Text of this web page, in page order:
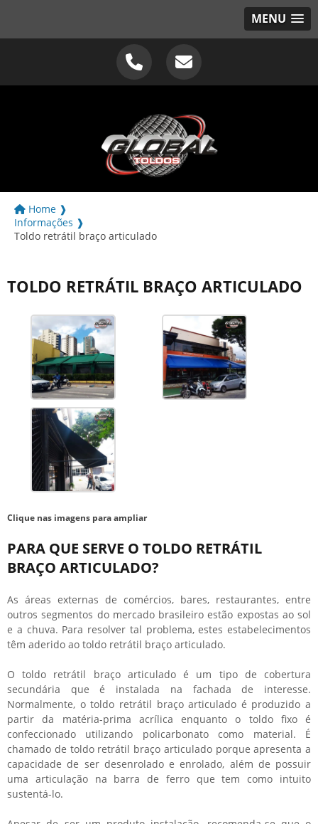
MENU
Home ❱
Informações ❱
Toldo retrátil braço articulado
TOLDO RETRÁTIL BRAÇO ARTICULADO
Clique nas imagens para ampliar
PARA QUE SERVE O TOLDO RETRÁTIL
BRAÇO ARTICULADO?
As áreas externas de comércios, bares, restaurantes, entre
outros segmentos do mercado brasileiro estão expostas ao sol
e a chuva. Para resolver tal problema, estes estabelecimentos
têm aderido ao toldo retrátil braço articulado.
Otoldo retrátil braço articuladoé um tipo de cobertura
secundária que é instalada na fachada de interesse.
Normalmente, otoldo retrátil braço articulado é produzido a
partir da matéria-prima acrílica enquanto o toldo fixo é
confeccionado utilizando policarbonato como material. É
chamado de toldo retrátil braço articuladoporque apresenta a
capacidade de ser desenrolado e enrolado, além de possuir
uma articulação na barra de ferro que tem como intuito
sustentá-lo.